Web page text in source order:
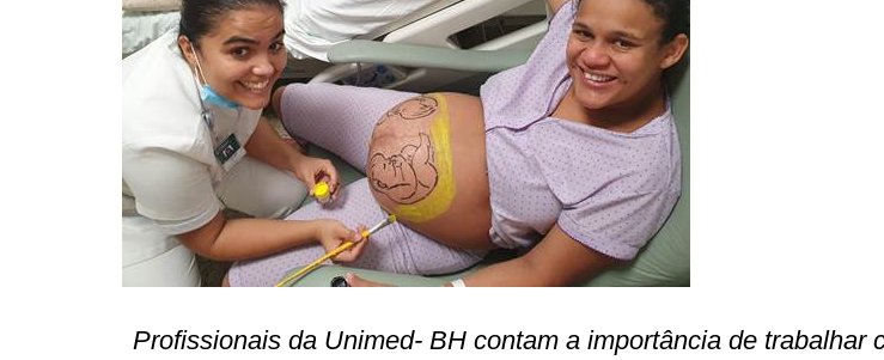
Profissionais da Unimed- BH contam a importância de trabalhar